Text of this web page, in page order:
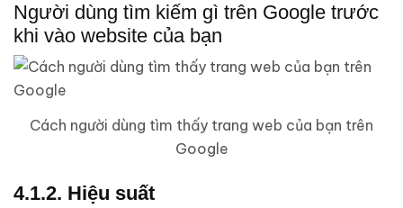
Người dùng tìm kiếm gì trên Google trước
khi vào website của bạn
Cách người dùng tìm thấy trang web của bạn trên
Google
4.1.2. Hiệu suất